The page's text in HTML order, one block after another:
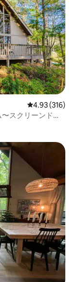
レビュー316
4.93 (316)
スクリーンドポ